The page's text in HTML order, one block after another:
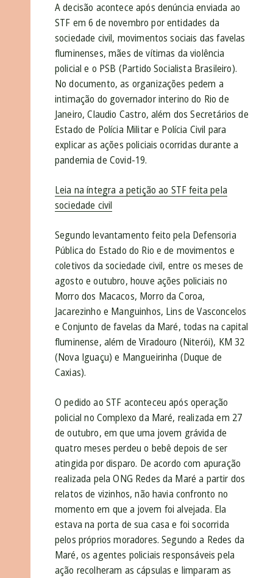
A decisão acontece após denúncia enviada ao
STF em 6 de novembro por entidades da
sociedade civil, movimentos sociais das favelas
fluminenses, mães de vítimas da violência
policial e o PSB (Partido Socialista Brasileiro).
No documento, as organizações pedem a
intimação do governador interino do Rio de
Janeiro, Claudio Castro, além dos Secretários de
Estado de Polícia Militar e Polícia Civil para
explicar as ações policiais ocorridas durante a
pandemia de Covid-19.
Leia na íntegra a petição ao STF feita pela
sociedade civil
Segundo levantamento feito pela Defensoria
Pública do Estado do Rio e de movimentos e
coletivos da sociedade civil, entre os meses de
agosto e outubro, houve ações policiais no
Morro dos Macacos, Morro da Coroa,
Jacarezinho e Manguinhos, Lins de Vasconcelos
e Conjunto de favelas da Maré, todas na capital
fluminense, além de Viradouro (Niterói), KM 32
(Nova Iguaçu) e Mangueirinha (Duque de
Caxias).
O pedido ao STF aconteceu após operação
policial no Complexo da Maré, realizada em 27
de outubro, em que uma jovem grávida de
quatro meses perdeu o bebê depois de ser
atingida por disparo. De acordo com apuração
realizada pela ONG Redes da Maré a partir dos
relatos de vizinhos, não havia confronto no
momento em que a jovem foi alvejada. Ela
estava na porta de sua casa e foi socorrida
pelos próprios moradores. Segundo a Redes da
Maré, os agentes policiais responsáveis pela
ação recolheram as cápsulas e limparam as